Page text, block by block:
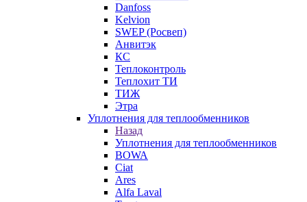
Danfoss
Kelvion
SWEP (Росвеп)
Анвитэк
КС
Теплоконтроль
Теплохит ТИ
ТИЖ
Этра
Уплотнения для теплообменников
Назад
Уплотнения для теплообменников
BOWA
Ciat
Ares
Alfa Laval